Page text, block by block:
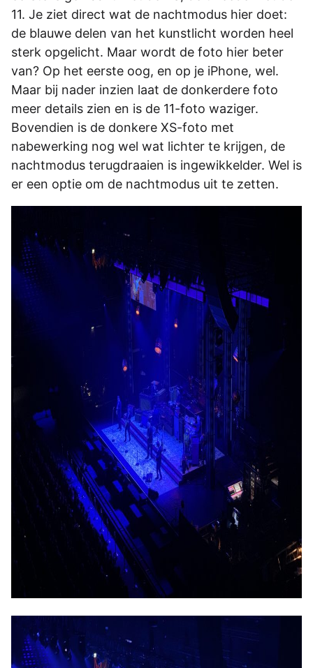
11. Je ziet direct wat de nachtmodus hier doet:
de blauwe delen van het kunstlicht worden heel
sterk opgelicht. Maar wordt de foto hier beter
van? Op het eerste oog, en op je iPhone, wel.
Maar bij nader inzien laat de donkerdere foto
meer details zien en is de 11-foto waziger.
Bovendien is de donkere XS-foto met
nabewerking nog wel wat lichter te krijgen, de
nachtmodus terugdraaien is ingewikkelder. Wel is
er een optie om de nachtmodus uit te zetten.